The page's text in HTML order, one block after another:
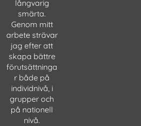
långvarig
smärta.
Genom mitt
arbete strävar
jag efter att
skapa bättre
förutsättninga
r både på
individnivå, i
grupper och
på nationell
nivå.